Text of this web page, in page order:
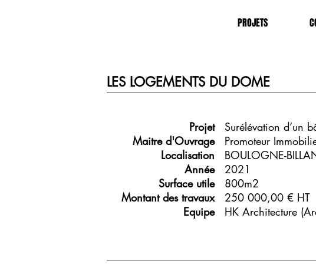
PROJETS
LES LOGEMENTS DU DOME
Projet
Maitre d'Ouvrage
Localisation
Année
Surface utile
Montant des travaux
Equipe
Surélévation d’un
Promoteur
BOULOGNE-
2021
800m2
250 000,00 € HT
HK Architecture